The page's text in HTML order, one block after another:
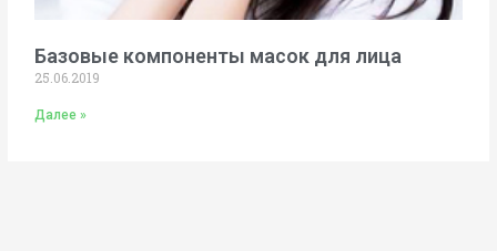
Базовые компоненты масок для лица
25.06.2019
Далее »